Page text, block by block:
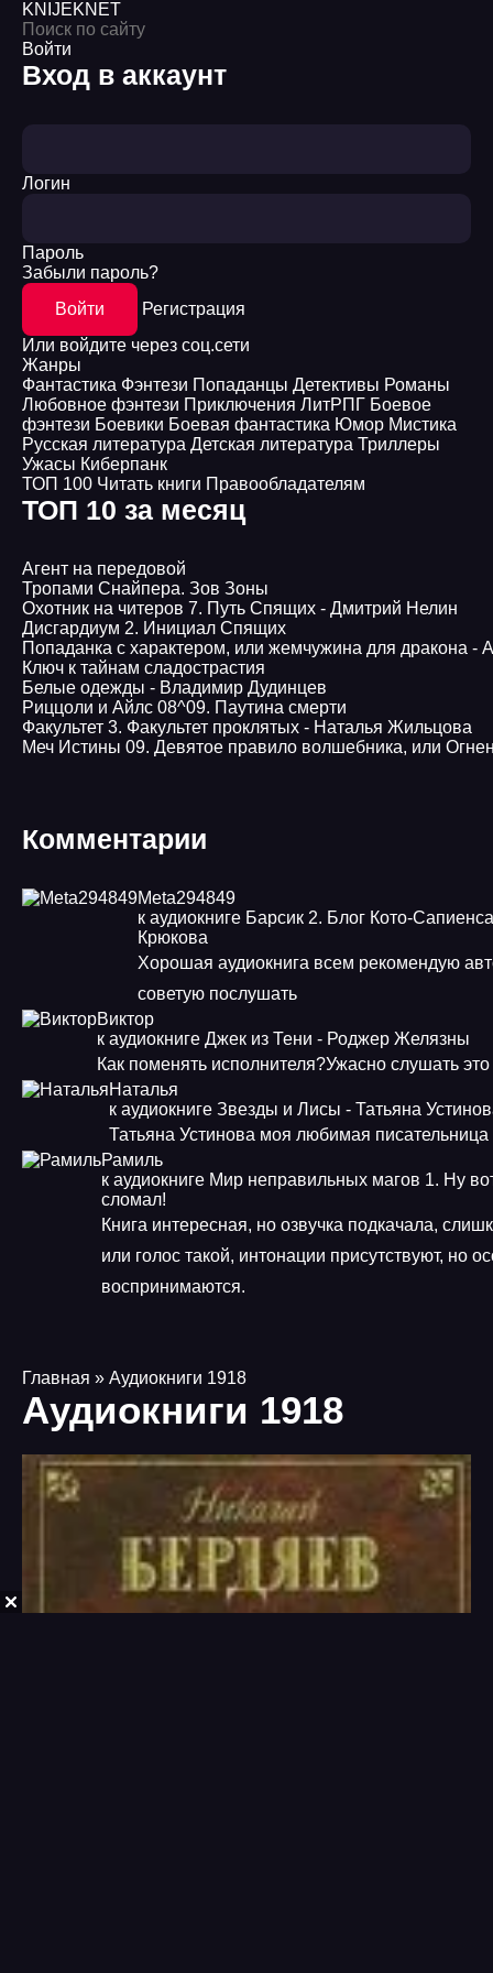
KNIJEKNET
Войти
Вход в аккаунт
Логин
Пароль
Забыли пароль?
Войти
Регистрация
Или войдите через соц.сети
Жанры
Фантастика Фэнтези Попаданцы Детективы Романы
Любовное фэнтези Приключения ЛитРПГ Боевое
фэнтези Боевики Боевая фантастика Юмор Мистика
Русская литература Детская литература Триллеры
Ужасы Киберпанк
ТОП 100 Читать книги Правообладателям
ТОП 10 за месяц
Агент на передовой
Тропами Снайпера. Зов Зоны
Охотник на читеров 7. Путь Спящих - Дмитрий Нелин
Дисгардиум 2. Инициал Спящих
Попаданка с характером, или жемчужина для дракона -
Ключ к тайнам сладострастия
Белые одежды - Владимир Дудинцев
Pиццоли и Айлс 08^09. Паутина смерти
Факультет 3. Факультет проклятых - Наталья Жильцова
Меч Истины 09. Девятое правило волшебника, или
Комментарии
Meta294849
к аудиокниге Барсик 2. Блог Кото-
Крюкова
Хорошая аудиокнига всем рекомендую
советую послушать
Виктор
к аудиокниге Джек из Тени - Роджер Желязны
Как поменять исполнителя?Ужасно слушать
Наталья
к аудиокниге Звезды и Лисы - Татьяна
Татьяна Устинова моя любимая писательница
Рамиль
к аудиокниге Мир неправильных магов 1. Ну
сломал!
Книга интересная, но озвучка подкачала,
или голос такой, интонации присутствуют, но
воспринимаются.
Главная » Аудиокниги 1918
Аудиокниги 1918